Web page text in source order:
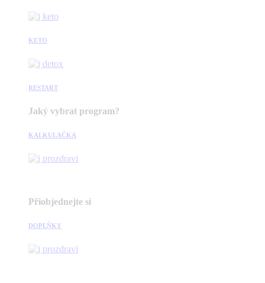
KETO
RESTART
Jaký vybrat program?
KALKULAČKA
Přiobjednejte si
DOPLŇKY